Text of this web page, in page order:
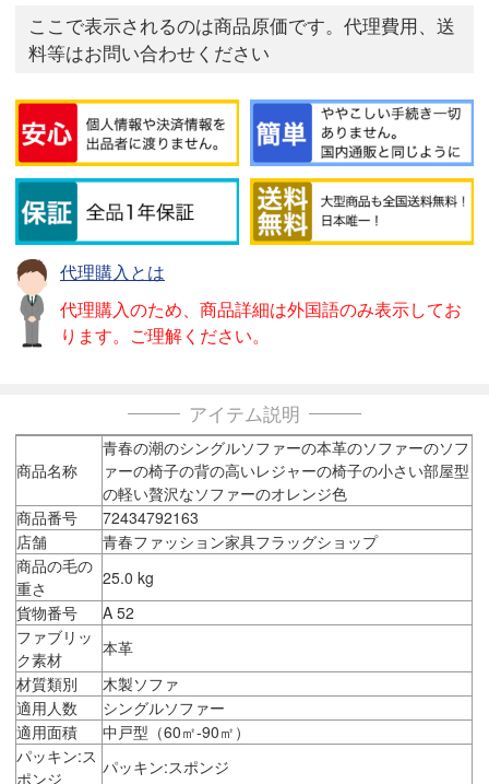
ここで表示されるのは商品原価です。代理費用、送
料等はお問い合わせください
代理購入とは
代理購入のため、商品詳細は外国語のみ表示してお
ります。ご理解ください。
アイテム説明
商品名称
青春の潮のシングルソファーの本革のソファーのソフ
ァーの椅子の背の高いレジャーの椅子の小さい部屋型
の軽い贅沢なソファーのオレンジ色
商品番号
72434792163
店舗
青春ファッション家具フラッグショップ
商品の毛の
重さ
25.0 kg
貨物番号
A 52
ファブリッ
ク素材
本革
材質類別
木製ソファ
適用人数
シングルソファー
適用面積
中戸型（60㎡-90㎡）
パッキン:ス
ポンジ
パッキン:スポンジ